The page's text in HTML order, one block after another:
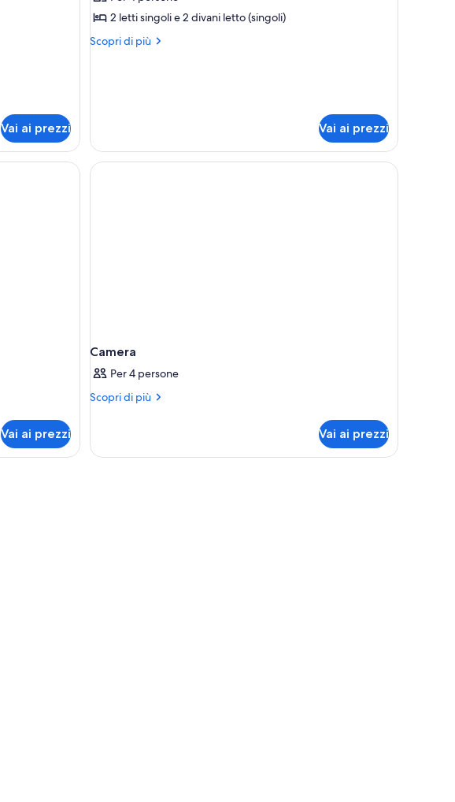
Vai ai prezzi
Camera
familiare
2 letti singoli e 2 divani letto (singoli)
Scopri di più
Altri
Vai ai prezzi
Vai ai prezzi
Camera
Per 4 persone
Scopri di più
Altri
Vai ai prezzi